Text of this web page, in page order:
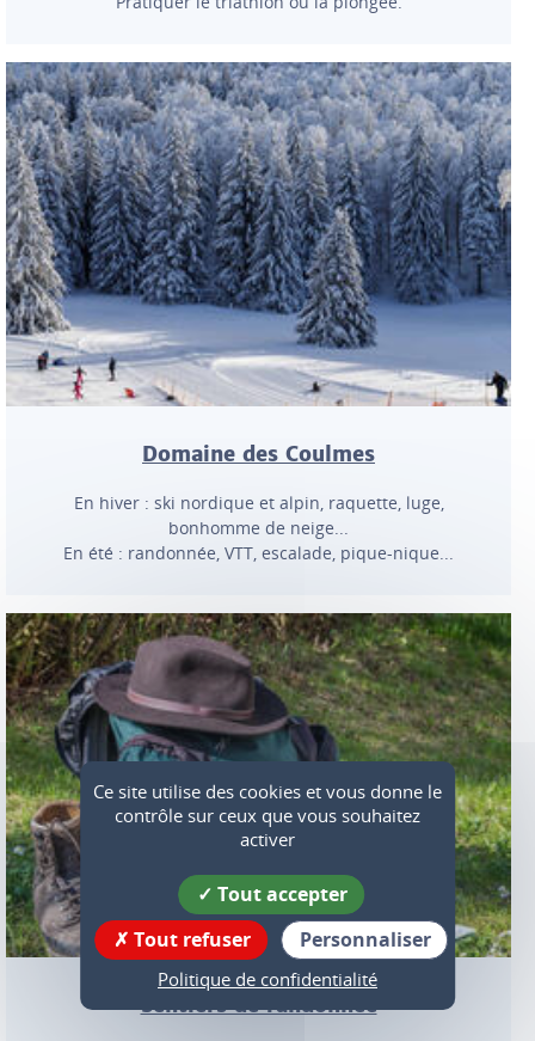
Domaine des Coulmes
En hiver : ski nordique et alpin, raquette, luge,
bonhomme de neige...
En été : randonnée, VTT, escalade, pique-nique...
Sentiers de randonnée
Ce site utilise des cookies et vous donne le
contrôle sur ceux que vous souhaitez
activer
Tout accepter
Tout refuser
Personnaliser
Politique de confidentialité